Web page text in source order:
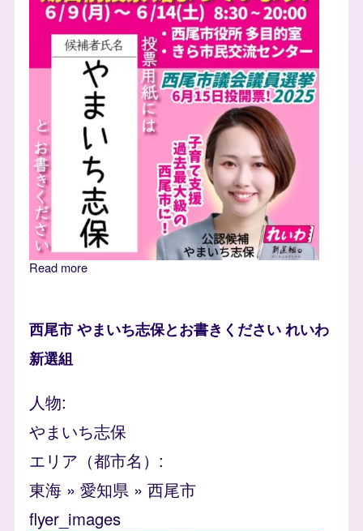
Read more
西尾市 やまいち志保とお書きください れいわ
新選組
人物
やまいち志保
エリア（都市名）
東海 » 愛知県 » 西尾市
flyer_images